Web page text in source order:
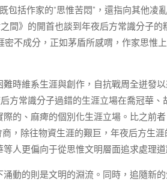
包括作家的“思惟苦悶”，還指向其他
間》的開首也談到年夜后方常識分子的
密不成分，正如茅盾所感喟，作家思惟
時維系生涯與創作，自抗戰周全迸發
方常識分子過錯的生涯立場在喬冠華
的、麻痺的個別化生涯立場。比之前
，除往物資生涯的艱巨，年夜后方生
人更偏向于從思惟文明層面追求處理道
動的則是文明的淵流。同時，追隨新